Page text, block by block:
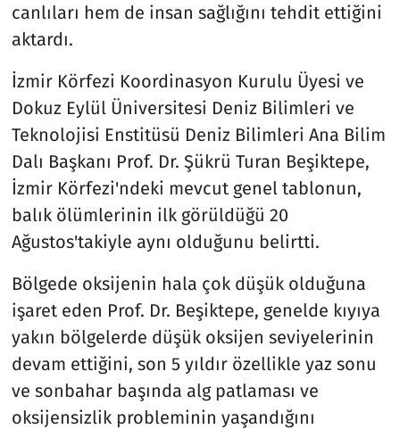
canlıları hem de insan sağlığını tehdit ettiğini
aktardı.
İzmir Körfezi Koordinasyon Kurulu Üyesi ve
Dokuz Eylül Üniversitesi Deniz Bilimleri ve
Teknolojisi Enstitüsü Deniz Bilimleri Ana Bilim
Dalı Başkanı Prof. Dr. Şükrü Turan Beşiktepe,
İzmir Körfezi'ndeki mevcut genel tablonun,
balık ölümlerinin ilk görüldüğü 20
Ağustos'takiyle aynı olduğunu belirtti.
Bölgede oksijenin hala çok düşük olduğuna
işaret eden Prof. Dr. Beşiktepe, genelde kıyıya
yakın bölgelerde düşük oksijen seviyelerinin
devam ettiğini, son 5 yıldır özellikle yaz sonu
ve sonbahar başında alg patlaması ve
oksijensizlik probleminin yaşandığını